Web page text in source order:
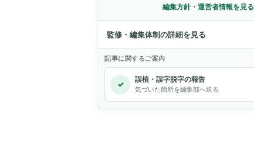
編集方針・運営者情報を見る
監修・編集体制の詳細を見る
記事に関するご案内
✓ 誤植・誤字脱字の報告
気づいた箇所を編集部へ送る